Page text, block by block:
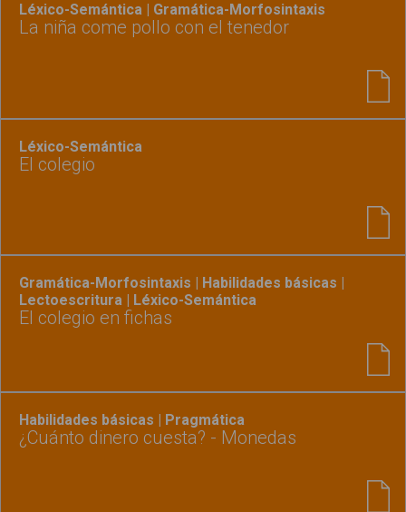
Léxico-Semántica | Gramática-Morfosintaxis
La niña come pollo con el tenedor
Léxico-Semántica
El colegio
Gramática-Morfosintaxis | Habilidades básicas |
Lectoescritura | Léxico-Semántica
El colegio en fichas
Habilidades básicas | Pragmática
¿Cuánto dinero cuesta? - Monedas